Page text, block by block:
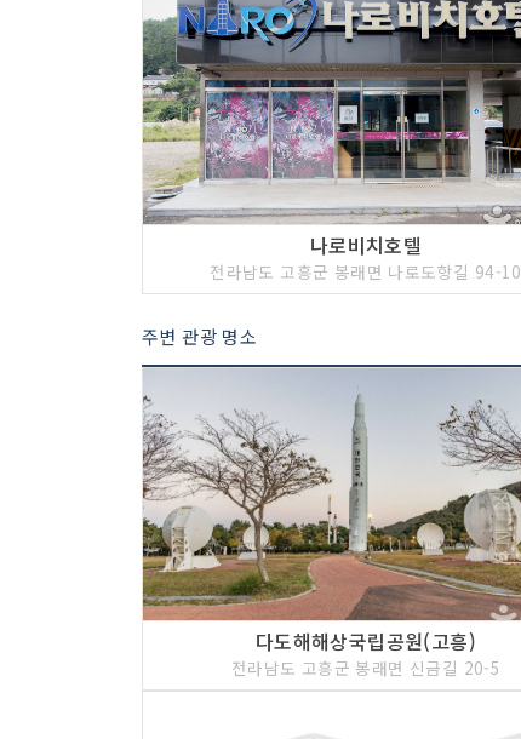
나로비치호텔
전라남도 고흥군 봉래면 나로도항길 94-10
주변 관광 명소
다도해해상국립공원(고흥)
전라남도 고흥군 봉래면 신금길 20-5